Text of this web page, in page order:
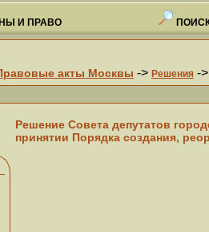
И ПРАВО
акты Москвы -> Решения ->
Решение Совета депутатов
принятии Порядка создания,